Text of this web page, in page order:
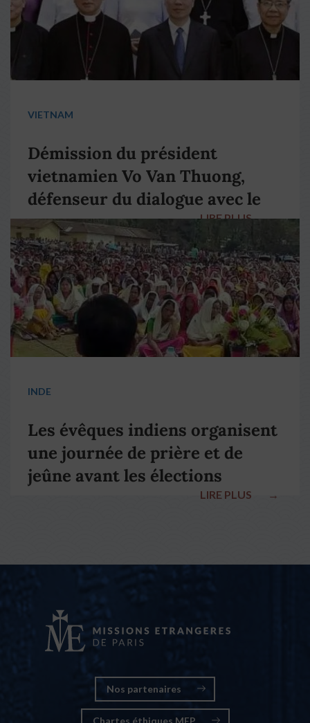
VIETNAM
Démission du président
vietnamien Vo Van Thuong,
défenseur du dialogue avec le
pape François
LIRE PLUS →
INDE
Les évêques indiens organisent
une journée de prière et de
jeûne avant les élections
LIRE PLUS →
Nos partenaires
Chartes éthiques MEP